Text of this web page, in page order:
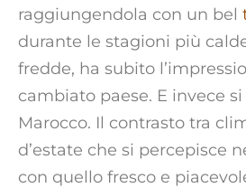
raggiungendola con un bel
durante le stagioni più
fredde, ha subito
cambiato paese. E invece
Marocco. Il contrasto tra
d’estate che si percepisce
con quello fresco e